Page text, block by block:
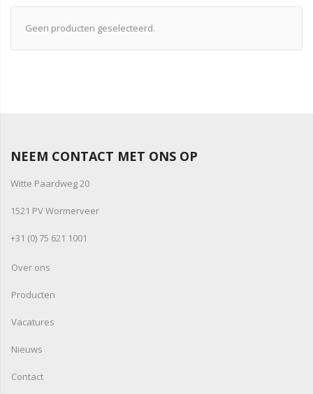
Geen producten geselecteerd.
NEEM CONTACT MET ONS OP
Witte Paardweg 20
1521 PV Wormerveer
+31 (0) 75 621 1001
Over ons
Producten
Vacatures
Nieuws
Contact